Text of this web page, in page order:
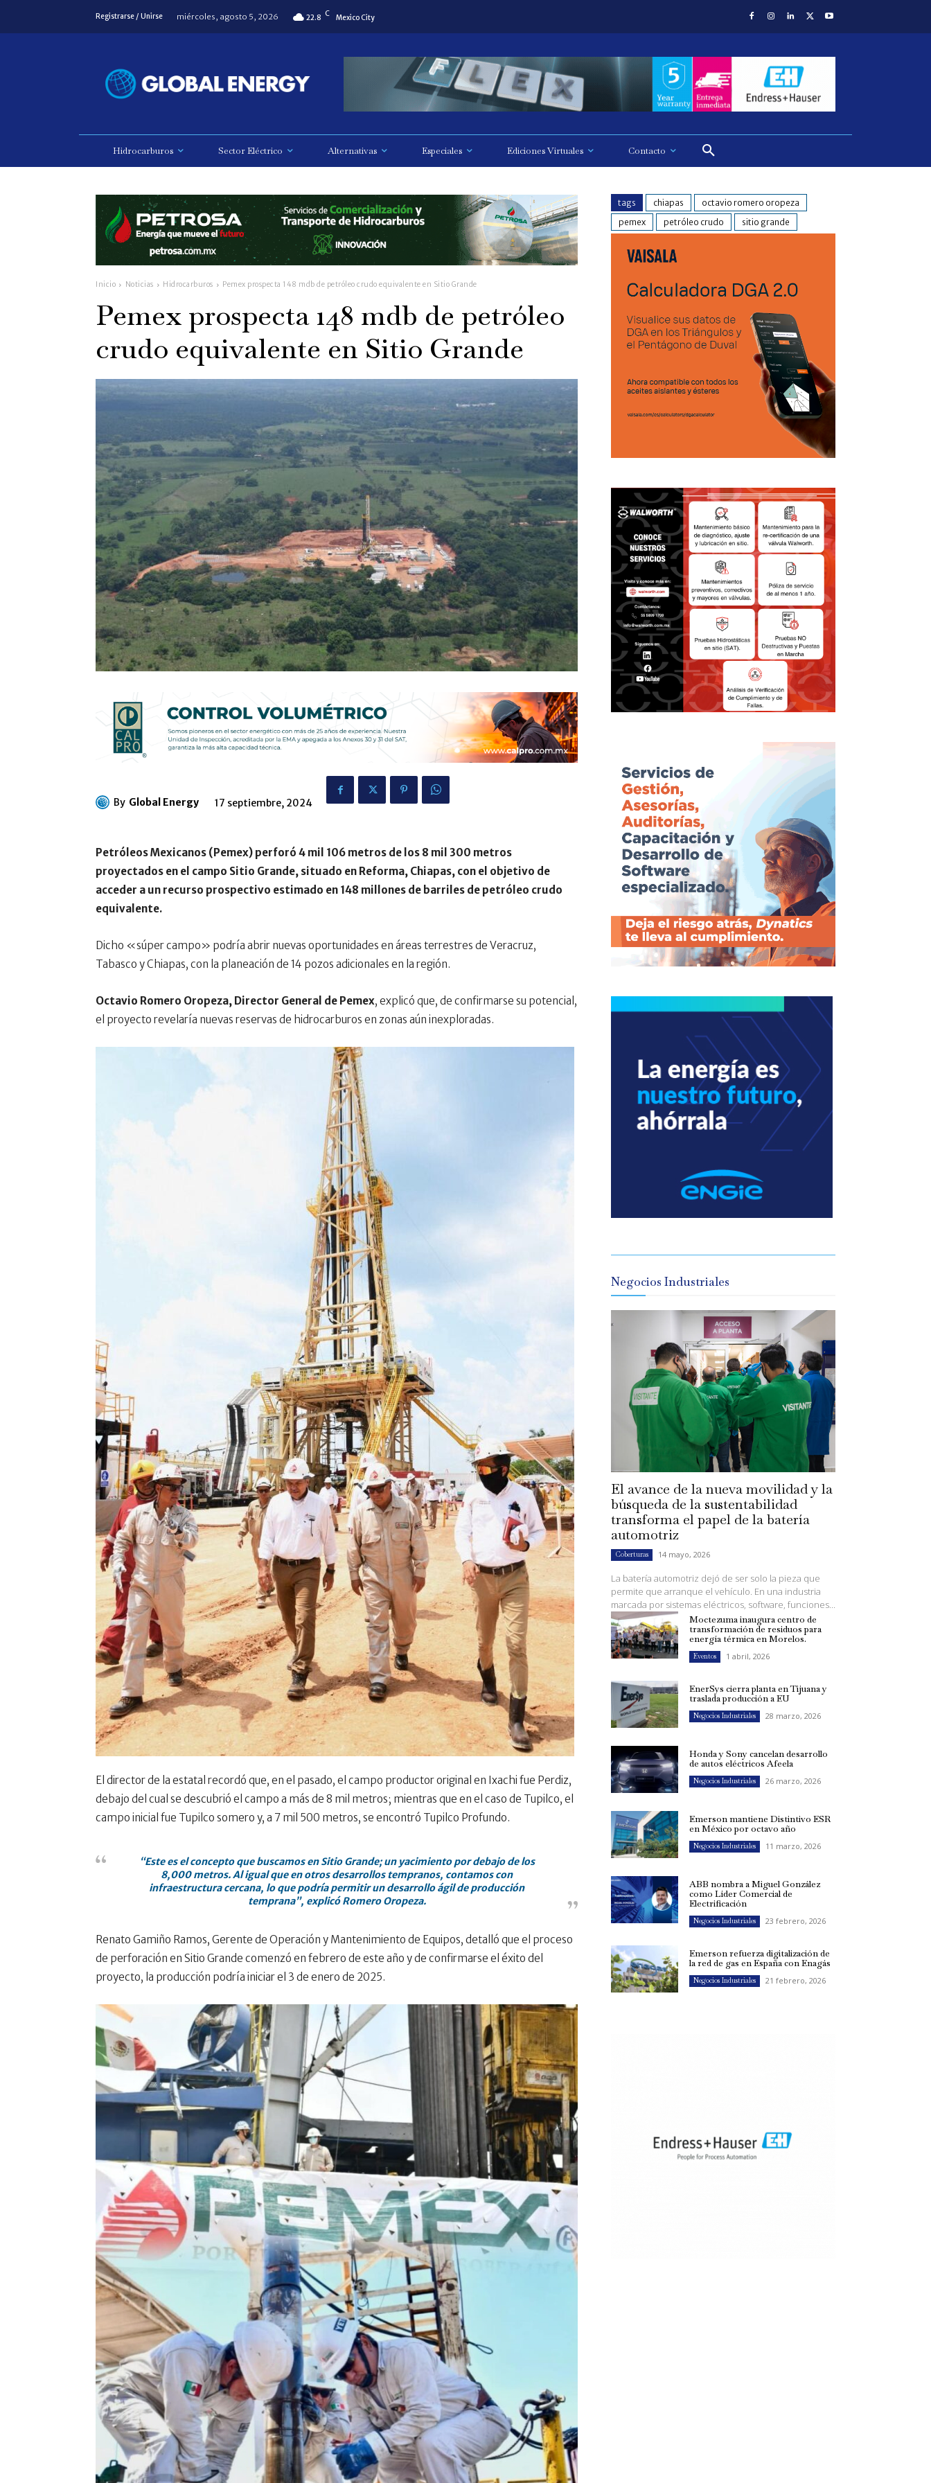
Registrarse / Unirse miércoles, agosto 5, 2026 22.8 C Mexico City
Hidrocarburos Sector Eléctrico Alternativas Especiales Ediciones Virtuales Contacto
Inicio Noticias Hidrocarburos Pemex prospecta 148 mdb de petróleo crudo equivalente en Sitio Grande
Pemex prospecta 148 mdb de petróleo
crudo equivalente en Sitio Grande
By Global Energy 17 septiembre, 2024
Petróleos Mexicanos (Pemex) perforó 4 mil 106 metros de los 8 mil 300 metros
proyectados en el campo Sitio Grande, situado en Reforma, Chiapas, con el objetivo de
acceder a un recurso prospectivo estimado en 148 millones de barriles de petróleo crudo
equivalente.
Dicho «súper campo» podría abrir nuevas oportunidades en áreas terrestres de Veracruz,
Tabasco y Chiapas, con la planeación de 14 pozos adicionales en la región.
Octavio Romero Oropeza, Director General de Pemex, explicó que, de confirmarse su potencial,
el proyecto revelaría nuevas reservas de hidrocarburos en zonas aún inexploradas.
El director de la estatal recordó que, en el pasado, el campo productor original en Ixachi fue Perdiz,
debajo del cual se descubrió el campo a más de 8 mil metros; mientras que en el caso de Tupilco, el
campo inicial fue Tupilco somero y, a 7 mil 500 metros, se encontró Tupilco Profundo.
“Este es el concepto que buscamos en Sitio Grande; un yacimiento por debajo de los
8,000 metros. Al igual que en otros desarrollos tempranos, contamos con
infraestructura cercana, lo que podría permitir un desarrollo ágil de producción
temprana”, explicó Romero Oropeza.
Renato Gamiño Ramos, Gerente de Operación y Mantenimiento de Equipos, detalló que el proceso
de perforación en Sitio Grande comenzó en febrero de este año y de confirmarse el éxito del
proyecto, la producción podría iniciar el 3 de enero de 2025.
tags chiapas
octavio romero oropeza
pemex
petróleo crudo sitio grande
Negocios Industriales
El avance de la nueva movilidad y la
búsqueda de la sustentabilidad
transforma el papel de la batería
automotriz
Coberturas 14 mayo, 2026
La batería automotriz dejó de ser solo la pieza que
permite que arranque el vehículo. En una industria
marcada por sistemas eléctricos, software, funciones...
Moctezuma inaugura centro de
transformación de residuos para
energía térmica en Morelos.
Eventos 1 abril, 2026
EnerSys cierra planta en Tijuana y
traslada producción a EU
Negocios Industriales 28 marzo, 2026
Honda y Sony cancelan desarrollo
de autos eléctricos Afeela
Negocios Industriales 26 marzo, 2026
Emerson mantiene Distintivo ESR
en México por octavo año
Negocios Industriales 11 marzo, 2026
ABB nombra a Miguel González
como Líder Comercial de
Electrificación
Negocios Industriales 23 febrero, 2026
Emerson refuerza digitalización de
la red de gas en España con Enagás
Negocios Industriales 21 febrero, 2026